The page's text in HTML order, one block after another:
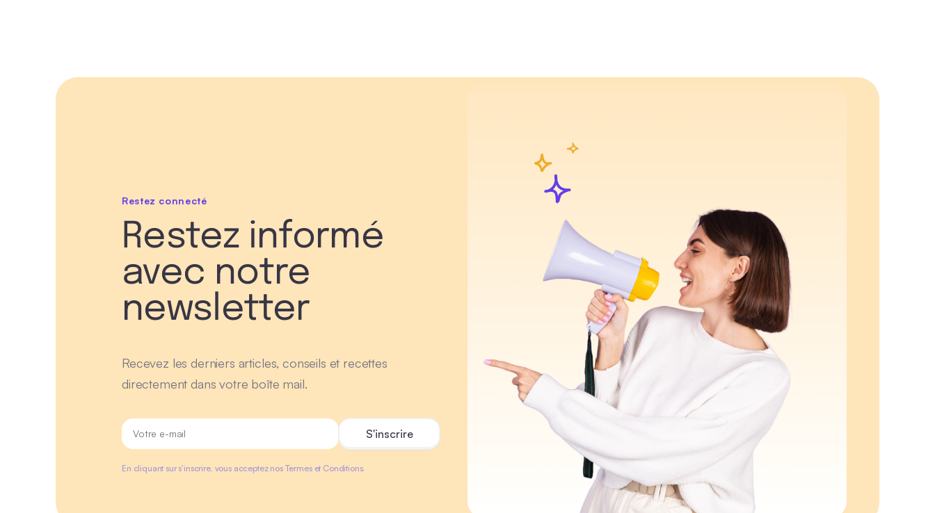
Restez connecté
Restez informé
avec notre
newsletter
Recevez les derniers articles, conseils et recettes
directement dans votre boîte mail.
En cliquant sur s'inscrire, vous acceptez nos Termes et Conditions.